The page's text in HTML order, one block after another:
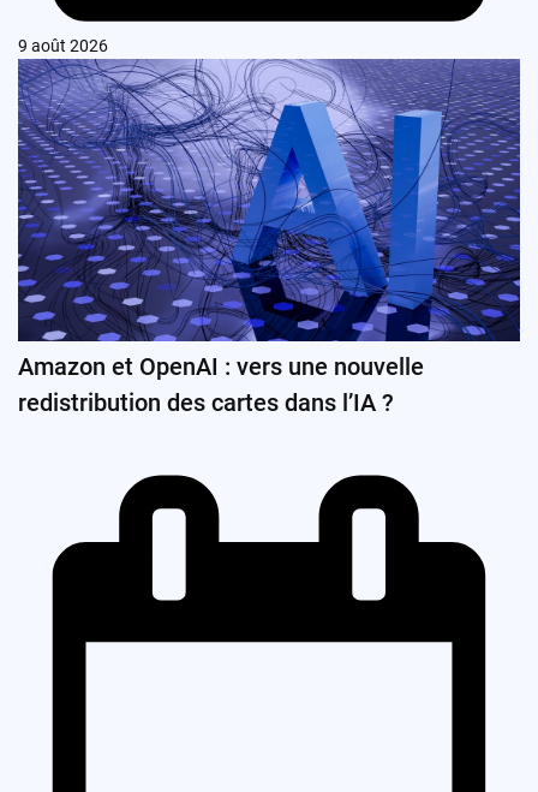
9 août 2026
Amazon et OpenAI : vers une nouvelle
redistribution des cartes dans l’IA ?